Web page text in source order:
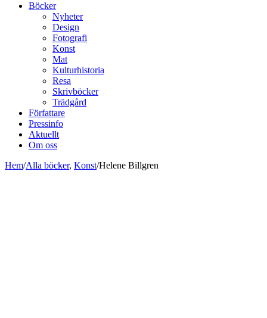
Böcker
Nyheter
Design
Fotografi
Konst
Mat
Kulturhistoria
Resa
Skrivböcker
Trädgård
Författare
Pressinfo
Aktuellt
Om oss
Hem/Alla böcker, Konst/Helene Billgren